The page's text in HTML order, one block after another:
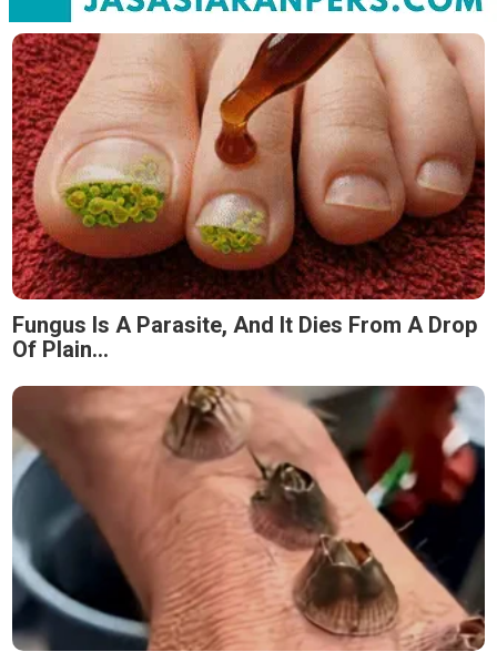
Fungus Is A Parasite, And It Dies From A Drop
Of Plain...